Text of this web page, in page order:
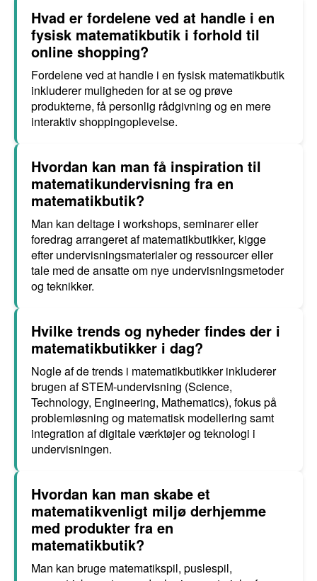
Hvad er fordelene ved at handle i en
fysisk matematikbutik i forhold til
online shopping?
Fordelene ved at handle i en fysisk matematikbutik
inkluderer muligheden for at se og prøve
produkterne, få personlig rådgivning og en mere
interaktiv shoppingoplevelse.
Hvordan kan man få inspiration til
matematikundervisning fra en
matematikbutik?
Man kan deltage i workshops, seminarer eller
foredrag arrangeret af matematikbutikker, kigge
efter undervisningsmaterialer og ressourcer eller
tale med de ansatte om nye undervisningsmetoder
og teknikker.
Hvilke trends og nyheder findes der i
matematikbutikker i dag?
Nogle af de trends i matematikbutikker inkluderer
brugen af STEM-undervisning (Science,
Technology, Engineering, Mathematics), fokus på
problemløsning og matematisk modellering samt
integration af digitale værktøjer og teknologi i
undervisningen.
Hvordan kan man skabe et
matematikvenligt miljø derhjemme
med produkter fra en
matematikbutik?
Man kan bruge matematikspil, puslespil,